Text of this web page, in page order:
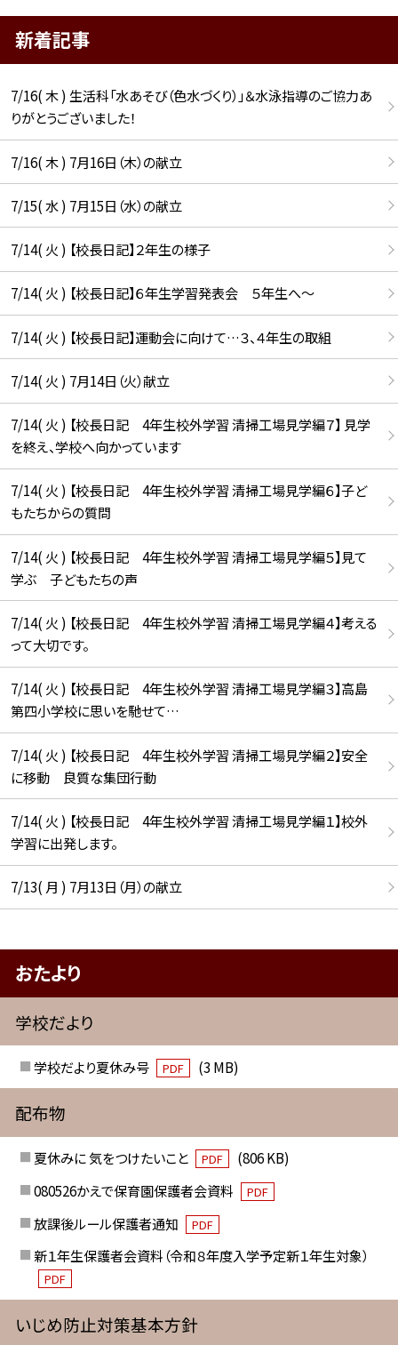
新着記事
7/16( 木 ) 生活科「水あそび（色水づくり）」＆水泳指導のご協力あ
りがとうございました！
7/16( 木 ) 7月16日（木）の献立
7/15( 水 ) 7月15日（水）の献立
7/14( 火 ) 【校長日記】２年生の様子
7/14( 火 ) 【校長日記】６年生学習発表会 ５年生へ〜
7/14( 火 ) 【校長日記】運動会に向けて…３、４年生の取組
7/14( 火 ) 7月14日（火）献立
7/14( 火 ) 【校長日記 4年生校外学習 清掃工場見学編７】 見学
を終え、学校へ向かっています
7/14( 火 ) 【校長日記 4年生校外学習 清掃工場見学編６】子ど
もたちからの質問
7/14( 火 ) 【校長日記 4年生校外学習 清掃工場見学編５】見て
学ぶ 子どもたちの声
7/14( 火 ) 【校長日記 4年生校外学習 清掃工場見学編４】考える
って大切です。
7/14( 火 ) 【校長日記 4年生校外学習 清掃工場見学編３】高島
第四小学校に思いを馳せて…
7/14( 火 ) 【校長日記 4年生校外学習 清掃工場見学編２】安全
に移動 良質な集団行動
7/14( 火 ) 【校長日記 4年生校外学習 清掃工場見学編１】校外
学習に出発します。
7/13( 月 ) 7月13日（月）の献立
おたより
学校だより
学校だより夏休み号 PDF (3 MB)
配布物
夏休みに 気をつけたいこと PDF
(806 KB)
080526かえで保育園保護者会資料
PDF
放課後ルール保護者通知 PDF
新１年生保護者会資料（令和８年度入学予定新１年生対象）
PDF
いじめ防止対策基本方針